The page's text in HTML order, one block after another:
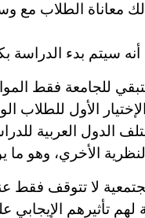
معاناة الطلاب مع
بكلية طب الأسنان في العام
للجامعة فقط
الأول للطلاب
الدول العربية
الأخري، وهو
لا تتوقف فقط
لهم تأثيرهم